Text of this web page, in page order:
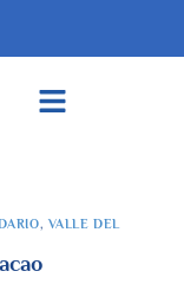
, VALLE DEL